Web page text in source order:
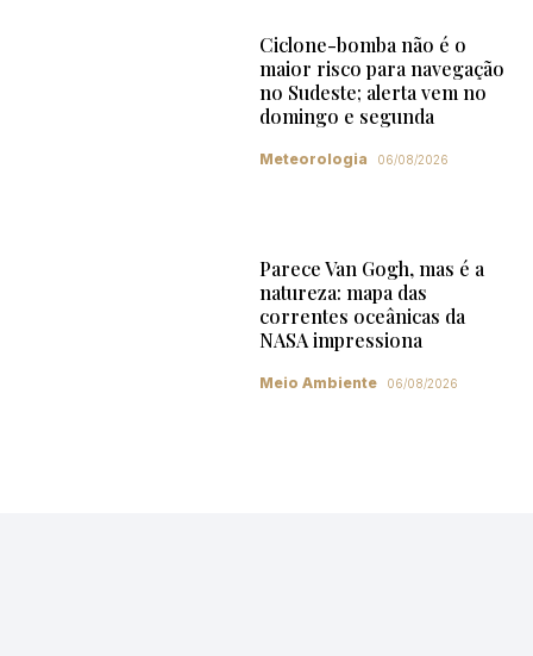
Ciclone-bomba não é o
maior risco para navegação
no Sudeste; alerta vem no
domingo e segunda
Meteorologia 06/08/2026
Parece Van Gogh, mas é a
natureza: mapa das
correntes oceânicas da
NASA impressiona
Meio Ambiente 06/08/2026